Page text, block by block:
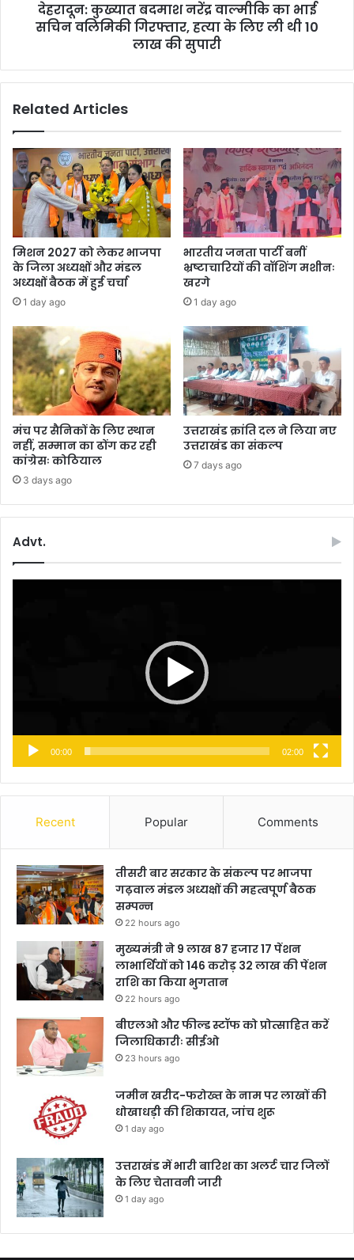
गिरफ्तार,
ली
10
सुपारी
देहरादून: कुख्यात बदमाश नरेंद्र वाल्मीकि का भाई
सचिन वलिमिकी गिरफ्तार, हत्या के लिए ली थी 10
लाख की सुपारी
Related Articles
मिशन 2027 को लेकर भाजपा
के जिला अध्यक्षों और मंडल
अध्यक्षों बैठक में हुई चर्चा
1 day ago
भारतीय जनता पार्टी बनीं
भ्रष्टाचारियों की वॉशिंग मशीनः
खरगे
1 day ago
मंच पर सैनिकों के लिए स्थान
नहीं, सम्मान का ढोंग कर रही
कांग्रेसः कोठियाल
3 days ago
उत्तराखंड क्रांति दल ने लिया नए
उत्तराखंड का संकल्प
7 days ago
Advt.
00:00 02:00
Recent Popular Comments
तीसरी बार सरकार के संकल्प पर भाजपा
गढ़वाल मंडल अध्यक्षों की महत्वपूर्ण बैठक
सम्पन्न
22 hours ago
मुख्यमंत्री ने 9 लाख 87 हजार 17 पेंशन
लाभार्थियों को 146 करोड़ 32 लाख की पेंशन
राशि का किया भुगतान
22 hours ago
बीएलओ और फील्ड स्टॉफ को प्रोत्साहित करें
जिलाधिकारीः सीईओ
23 hours ago
जमीन खरीद-फरोख्त के नाम पर लाखों की
धोखाधड़ी की शिकायत, जांच शुरू
1 day ago
उत्तराखंड में भारी बारिश का अलर्ट चार जिलों
के लिए चेतावनी जारी
1 day ago